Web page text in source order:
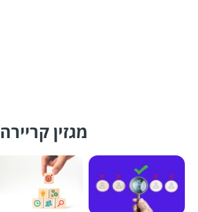
מגזין קריירה